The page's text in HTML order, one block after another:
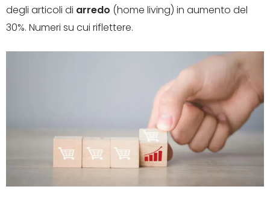
degli articoli di arredo (home living) in aumento del
30%. Numeri su cui riflettere.